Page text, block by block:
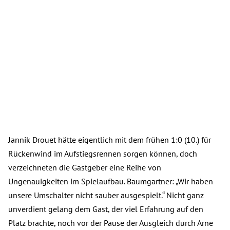
Jannik Drouet hätte eigentlich mit dem frühen 1:0 (10.) für
Rückenwind im Aufstiegsrennen sorgen können, doch
verzeichneten die Gastgeber eine Reihe von
Ungenauigkeiten im Spielaufbau. Baumgartner: „Wir haben
unsere Umschalter nicht sauber ausgespielt.“ Nicht ganz
unverdient gelang dem Gast, der viel Erfahrung auf den
Platz brachte, noch vor der Pause der Ausgleich durch Arne